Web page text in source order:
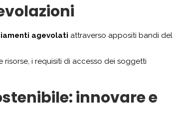
agevolati attraverso appositi bandi del
i requisiti di accesso dei soggetti
innovare e